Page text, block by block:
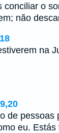
conciliar o
não
na
de pessoas
eu.